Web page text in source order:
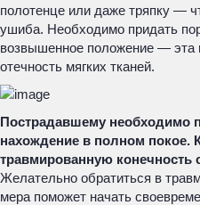
полотенце или даже тряпку —
ушиба. Необходимо придать
возвышенное положение — эта
отечность мягких тканей.
Пострадавшему необходимо
нахождение в полном покое.
травмированную конечность
Желательно обратиться в
мера поможет начать